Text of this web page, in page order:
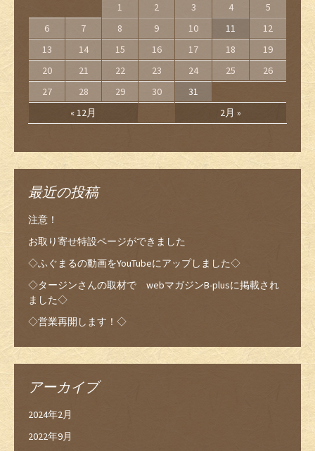
« 12月 2月 »
1 2 3 4
5
6
7 8 9 10 11
12
13
14 15 16 17 18
19
20
21 22 23 24 25
26
27
28 29 30 31
最近の投稿
注意！
お取り寄せ特設ページができました
◇ふぐまるの動画をYouTubeにアップしました◇
◇タージンさんの取材で webマガジンB-plusに掲載され
ました◇
◇営業再開します！◇
アーカイブ
2024年2月
2022年9月